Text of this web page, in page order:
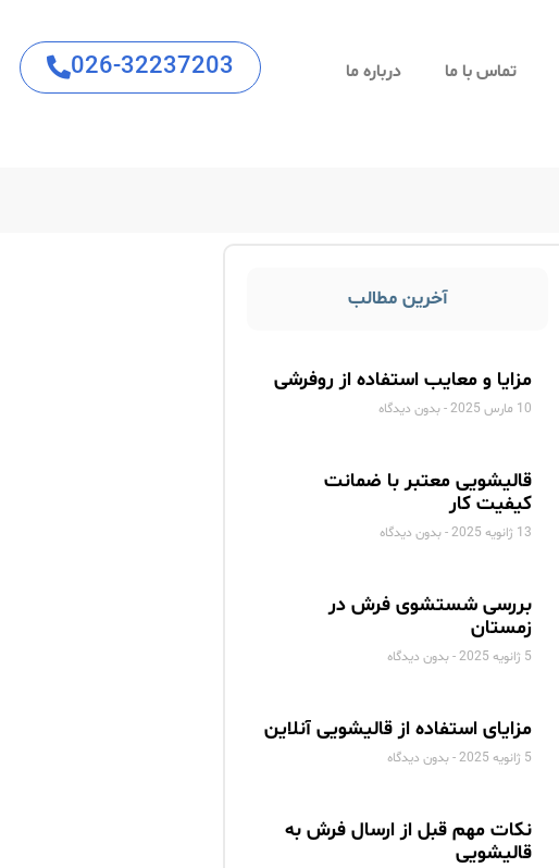
تماس با ما درباره ما 026-32237203
آخرین مطالب
مزایا و معایب استفاده از روفرشی
10 مارس 2025 بدون دیدگاه
قالیشویی معتبر با ضمانت
کیفیت کار
13 ژانویه 2025 بدون دیدگاه
بررسی شستشوی فرش در
زمستان
5 ژانویه 2025 بدون دیدگاه
مزایای استفاده از قالیشویی آنلاین
5 ژانویه 2025 بدون دیدگاه
نکات مهم قبل از ارسال فرش به
قالیشویی